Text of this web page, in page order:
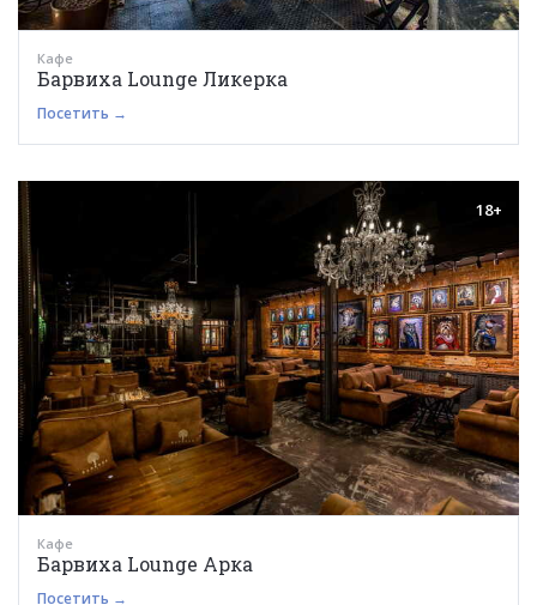
Кафе
Барвиха Lounge Ликерка
Посетить →
18+
Кафе
Барвиха Lounge Арка
Посетить →